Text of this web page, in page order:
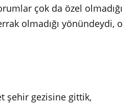
çok da özel olmadığı
olmadığı yönündeydi, o
şehir gezisine gittik,